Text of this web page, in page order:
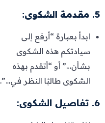
5. مقدمة الشكوى:
ابدأ بعبارة “أرفع إلى
سيادتكم هذه الشكوى
بشأن…” أو “أتقدم بهذه
الشكوى طالبًا النظر في…”.
6. تفاصيل الشكوى: